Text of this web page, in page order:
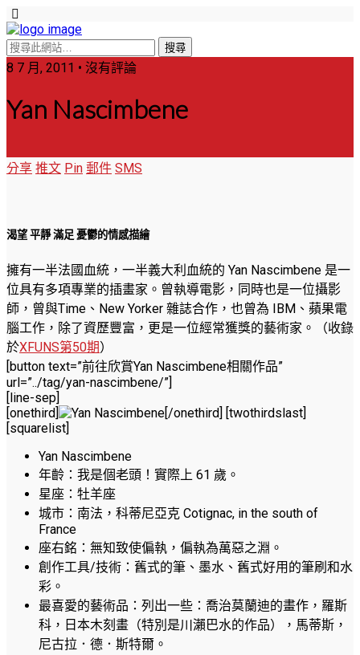
8 7 月, 2011 • 沒有評論
Yan Nascimbene
分享 推文 Pin 郵件 SMS
渴望 平靜 滿足 憂鬱的情感描繪
擁有一半法國血統，一半義大利血統的 Yan Nascimbene 是一
位具有多項專業的插畫家。曾執導電影，同時也是一位攝影
師，曾與Time、New Yorker 雜誌合作，也曾為 IBM、蘋果電
腦工作，除了資歷豐富，更是一位經常獲獎的藝術家。
（收錄
於XFUNS第50期）
[button text=”前往欣賞Yan Nascimbene相關作品”
url=”../tag/yan-nascimbene/”]
[line-sep]
[onethird]
[/onethird] [twothirdslast]
[squarelist]
Yan Nascimbene
年齡：我是個老頭！實際上 61 歲。
星座：牡羊座
城市：南法，科蒂尼亞克 Cotignac, in the south of
France
座右銘：無知致使偏執，偏執為萬惡之淵。
創作工具/技術：舊式的筆、墨水、舊式好用的筆刷和水
彩。
最喜愛的藝術品：列出一些：喬治莫蘭迪的畫作，羅斯
科，日本木刻畫（特別是川瀨巴水的作品），馬蒂斯，
尼古拉．德．斯特爾。